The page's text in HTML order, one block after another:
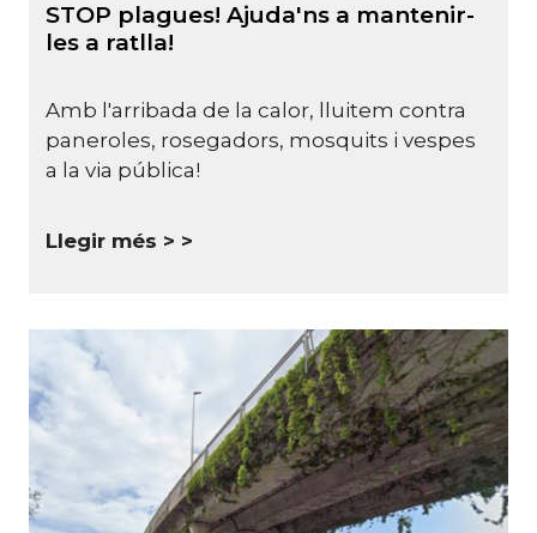
STOP plagues! Ajuda'ns a mantenir-
les a ratlla!
Amb l'arribada de la calor, lluitem contra
paneroles, rosegadors, mosquits i vespes
a la via pública!
Llegir més >